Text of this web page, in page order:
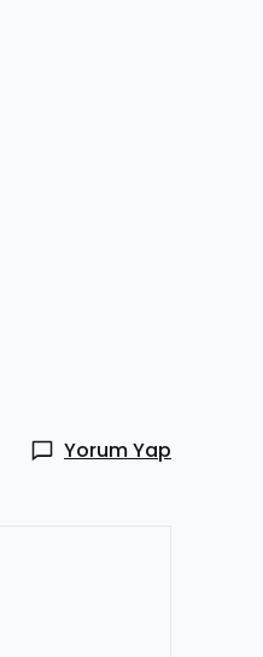
Yorum Yap